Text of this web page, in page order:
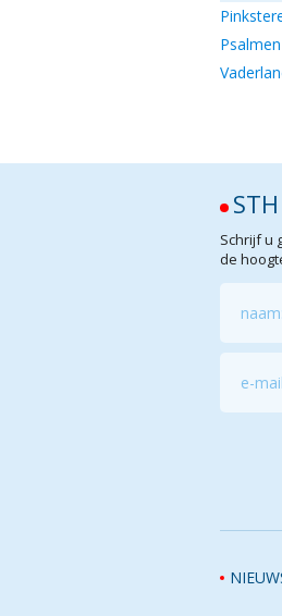
Psalmen
Schrijf u
de
naam:
e-